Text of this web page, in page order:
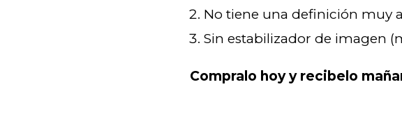
No tiene una definición muy
Sin estabilizador de imagen
Compralo hoy y recibelo